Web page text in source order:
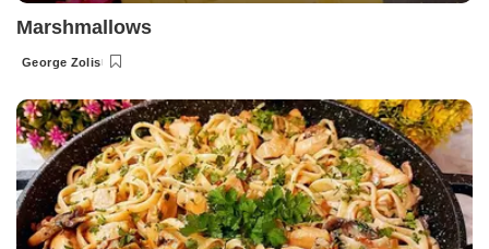
Marshmallows
Posted
George Zolis